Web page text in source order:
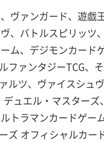
ヴァンガード、遊戯
、バトルスピリッ
ム、デジモンカード
ァンタジーTCG、
ツ、ヴァイスシュ
ュエル・マスター
トラマンカードゲー
ズ オフィシャルカ